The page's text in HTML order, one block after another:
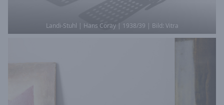
Landi-Stuhl | Hans Coray | 1938/39 | Bild: Vitra